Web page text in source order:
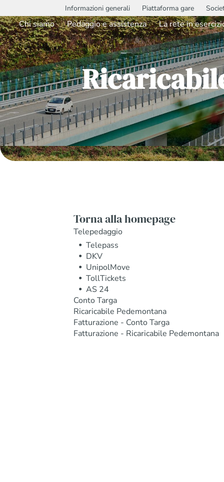
Informazioni generali Piattaforma gare
Chi siamo Pedaggio e assistenza La rete in
Torna alla homepage
Telepedaggio
Telepass
DKV
UnipolMove
TollTickets
AS 24
Conto Targa
Ricaricabile Pedemontana
Fatturazione - Conto Targa
Fatturazione - Ricaricabile Pedemontana